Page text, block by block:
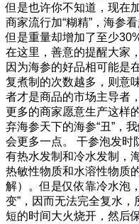
但是也许你不知道，现在
商家流行加“糊精”，海参
但是重量却增加了至少
在这里，善意的提醒大家
因为海参的好品相可能是
复煮制的次数越多，则意
者才是商品的市场主导者
更多的商家愿意生产这样
弃海参天下的海参“丑”，
会更多一点。 干参泡发时
有热水发制和冷水发制，
热敏性物质和水溶性物质
解）。但是仅依靠冷水泡
变”，因而无法完全复水，
短的时间大火烧开，然后